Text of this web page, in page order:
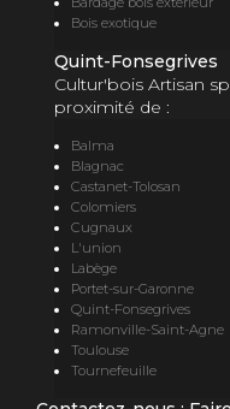
Bois exotique
Quint-Fonsegrives
Cultur'bois Artisan
proximité de :
Balma
Blagnac
Castanet-Tolosan
Colomiers
Cugnaux
L'union
Labège
Portet-sur-Garonne
Quint-Fonsegrives
Ramonville-Saint-Agne
Toulouse
Tournefeuille